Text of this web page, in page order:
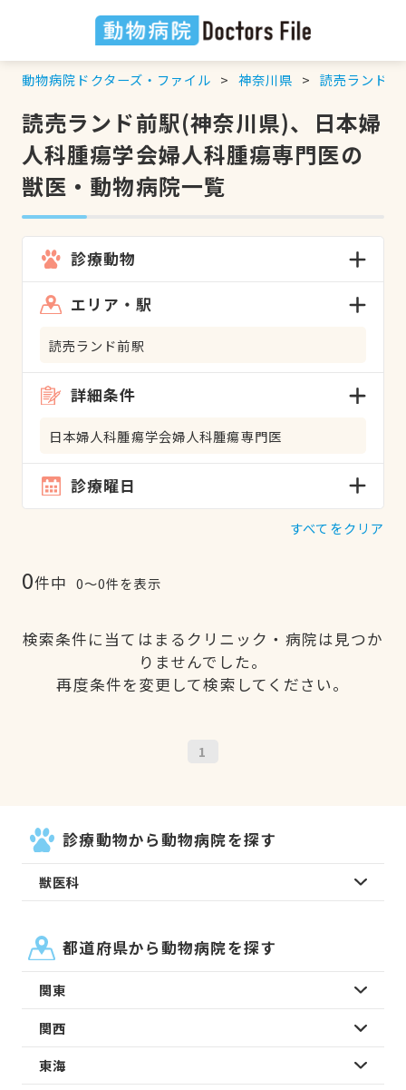
動物病院ドクターズ・ファイル 神奈川県 読売ランド前
読売ランド前駅(神奈川県)、日本婦
人科腫瘍学会婦人科腫瘍専門医の
獣医・動物病院一覧
診療動物
エリア・駅
読売ランド前駅
詳細条件
日本婦人科腫瘍学会婦人科腫瘍専門医
診療曜日
すべてをクリア
0件中 0〜0件を表示
検索条件に当てはまるクリニック・病院は見つか
りませんでした。
再度条件を変更して検索してください。
1
診療動物から動物病院を探す
獣医科
都道府県から動物病院を探す
関東
関西
東海